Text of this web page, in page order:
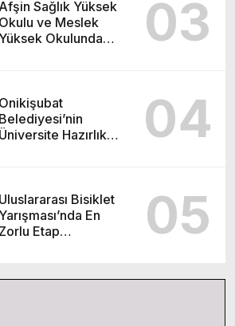
Afşin Sağlık Yüksek
Okulu ve Meslek
Yüksek Okulunda
03
Onikişubat
Belediyesi’nin
Üniversite Hazırlık
04
Uluslararası Bisiklet
Yarışması’nda En
Zorlu Etap
05